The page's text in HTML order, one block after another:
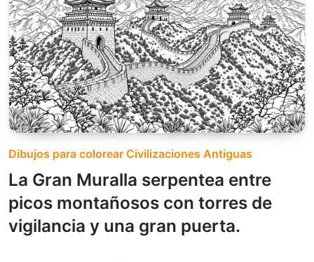
Dibujos para colorear Civilizaciones Antiguas
La Gran Muralla serpentea entre
picos montañosos con torres de
vigilancia y una gran puerta.